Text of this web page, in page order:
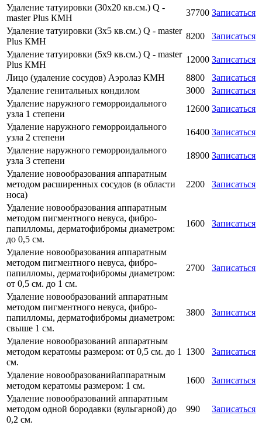
Удаление татуировки (30х20 кв.см.) Q -
master Plus КМН
37700 Записаться
Удаление татуировки (3х5 кв.см.) Q - master
Plus КМН
8200
Записаться
Удаление татуировки (5х9 кв.см.) Q - master
Plus КМН
12000 Записаться
Лицо (удаление сосудов) Аэролаз КМН
8800
Записаться
Удаление генитальных кондилом
3000
Записаться
Удаление наружного геморроидального
узла 1 степени
12600 Записаться
Удаление наружного геморроидального
узла 2 степени
16400 Записаться
Удаление наружного геморроидального
узла 3 степени
18900 Записаться
Удаление новообразования аппаратным
методом расширенных сосудов (в области
носа)
2200 Записаться
Удаление новообразования аппаратным
методом пигментного невуса, фибро-
папилломы, дерматофибромы диаметром:
до 0,5 см.
1600 Записаться
Удаление новообразования аппаратным
методом пигментного невуса, фибро-
папилломы, дерматофибромы диаметром:
от 0,5 см. до 1 см.
2700 Записаться
Удаление новообразований аппаратным
методом пигментного невуса, фибро-
папилломы, дерматофибромы диаметром:
свыше 1 см.
3800 Записаться
Удаление новообразований аппаратным
методом кератомы размером: от 0,5 см. до 1
см.
1300 Записаться
Удаление новообразованийаппаратным
методом кератомы размером: 1 см.
1600
Записаться
Удаление новообразований аппаратным
методом одной бородавки (вульгарной) до
0,2 см.
990 Записаться